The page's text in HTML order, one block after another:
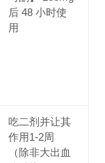
后 48 小时使
用
吃二剂并让其
作用1-2周
（除非大出血